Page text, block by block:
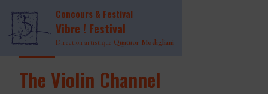
Concours & Festival
Vibre ! Festival
Direction artistique Quatuor Modigliani
The Violin Channel